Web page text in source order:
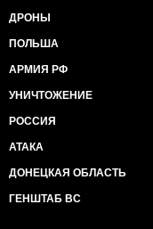
ДРОНЫ
ПОЛЬША
АРМИЯ РФ
УНИЧТОЖЕНИЕ
РОССИЯ
АТАКА
ДОНЕЦКАЯ ОБЛАСТЬ
ГЕНШТАБ ВС